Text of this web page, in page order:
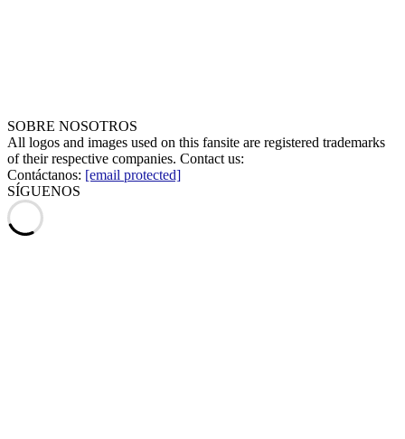
SOBRE NOSOTROS
All logos and images used on this fansite are registered trademarks
of their respective companies. Contact us:
Contáctanos: [email protected]
SÍGUENOS